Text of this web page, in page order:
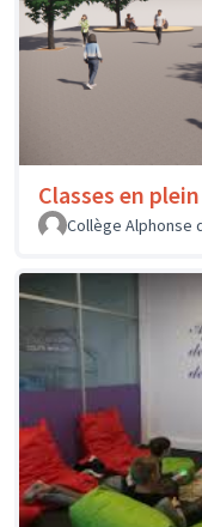
Classes en
Collège Alphonse